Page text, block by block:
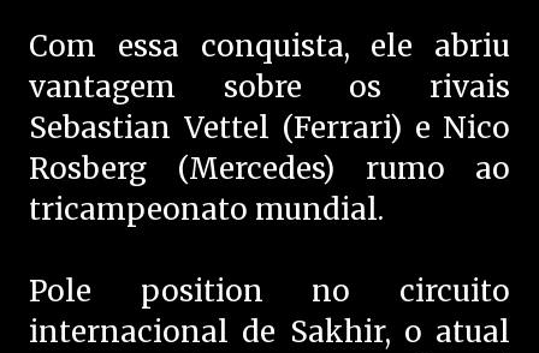
Com essa conquista, ele abriu
vantagem sobre os rivais
Sebastian Vettel (Ferrari) e Nico
Rosberg (Mercedes) rumo ao
tricampeonato mundial.
Pole position no circuito
internacional de Sakhir, o atual